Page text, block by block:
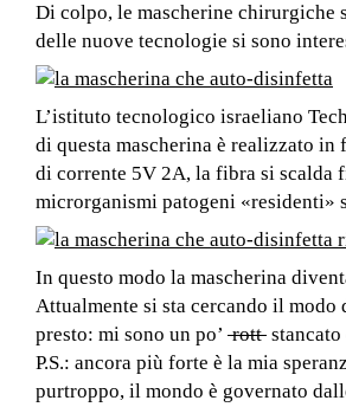
Di colpo, le mascherine chirurgiche
delle nuove tecnologie si sono
L’istituto tecnologico israeliano
di questa mascherina è realizzato
di corrente 5V 2A, la fibra si scalda
microrganismi patogeni «residenti»
In questo modo la mascherina
Attualmente si sta cercando il modo
presto: mi sono un po’ rott
P.S.: ancora più forte è la mia
purtroppo, il mondo è governato